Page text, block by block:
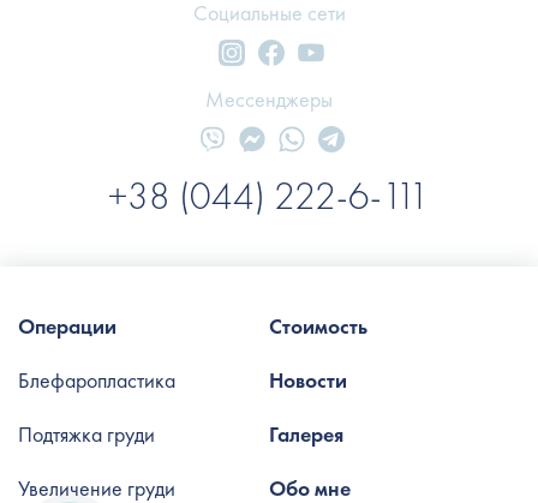
Социальные сети
+38 (044) 222-6-111
Мессенджеры
Стоимость
Новости
Галерея
Обо мне
Операции
Блефаропластика
Подтяжка груди
Увеличение груди